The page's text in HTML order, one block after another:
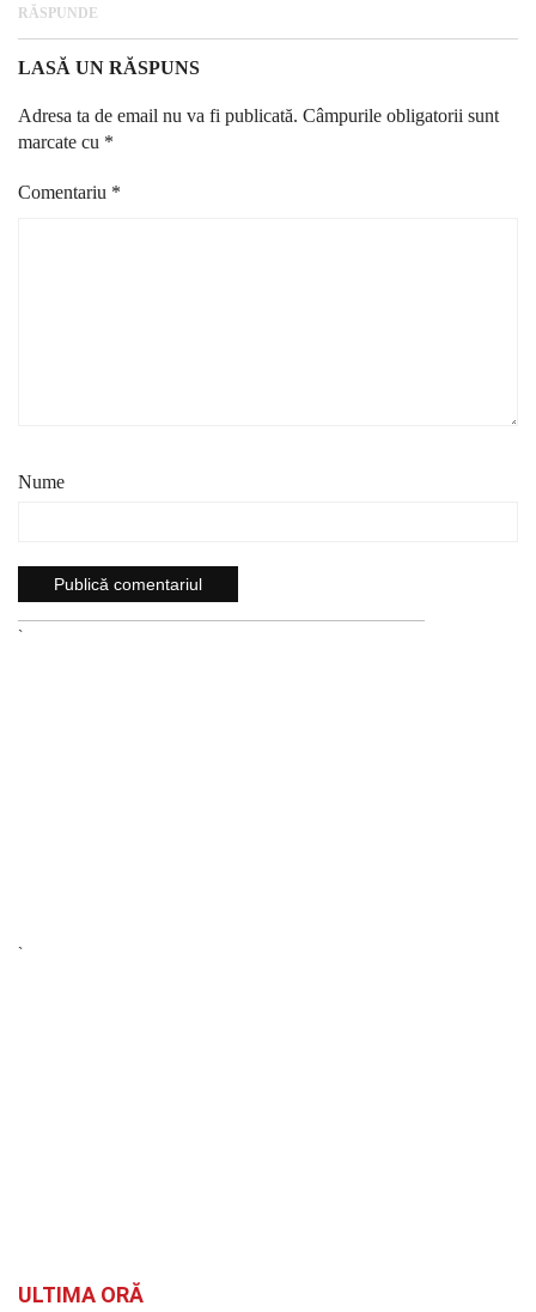
RĂSPUNDE
LASĂ UN RĂSPUNS
Adresa ta de email nu va fi publicată. Câmpurile obligatorii sunt
marcate cu *
Comentariu *
Nume
`
`
ULTIMA ORĂ